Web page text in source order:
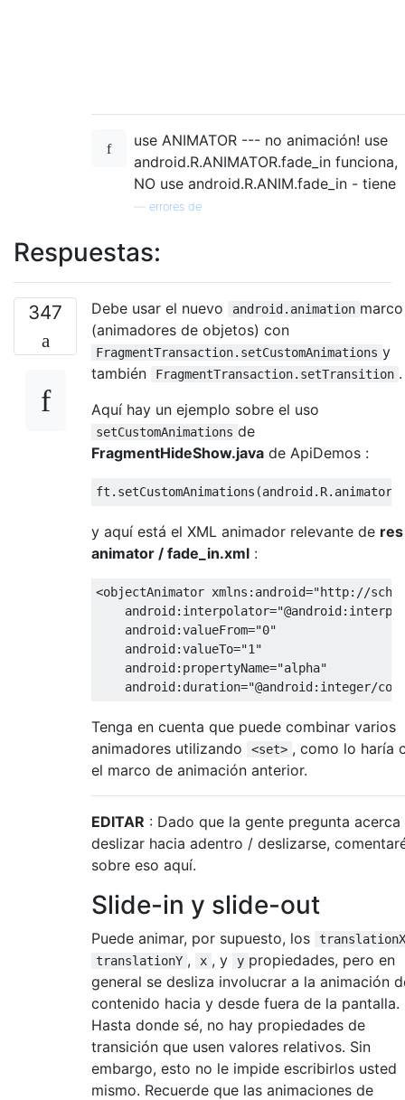
use ANIMATOR --- no animación! use
android.R.ANIMATOR.fade_in funciona,
NO use android.R.ANIM.fade_in - tiene
errores de
Respuestas:
347 Debe usar el nuevo android.animation marco
(animadores de objetos) con
FragmentTransaction.setCustomAnimations y
también
FragmentTransaction.setTransition .
Aquí hay un ejemplo sobre el uso
setCustomAnimations de
FragmentHideShow.java de ApiDemos :
ft . setCustomAnimations (android. R. animator
y aquí está el XML animador relevante de
animator / fade_in.xml :
<objectAnimator xmlns:android="http://
android:interpolator=
android:valueFrom="0"
android:valueTo="1"
android:propertyName="alpha"
android:duration="@android:integer/
Tenga en cuenta que puede combinar varios
animadores utilizando
<set> , como lo haría
el marco de animación anterior.
EDITAR : Dado que la gente pregunta acerca
deslizar hacia adentro / deslizarse,
sobre eso aquí.
Slide-in y slide-out
Puede animar, por supuesto, los
translationX
translationY , x , y y propiedades, pero en
general se desliza involucrar a la animación
contenido hacia y desde fuera de la pantalla.
Hasta donde sé, no hay propiedades de
transición que usen valores relativos. Sin
embargo, esto no le impide escribirlos usted
mismo. Recuerde que las animaciones de